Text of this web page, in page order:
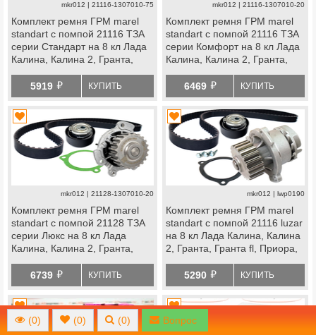
mkr012 | 21116-1307010-75
Комплект ремня ГРМ marel
standart с помпой 21116 ТЗА
серии Стандарт на 8 кл Лада
Калина, Калина 2, Гранта,
Ларгус fl, Веста ng, datsun
5919 й КУПИТЬ
mkr012 | 21116-1307010-20
Комплект ремня ГРМ marel
standart с помпой 21116 ТЗА
серии Комфорт на 8 кл Лада
Калина, Калина 2, Гранта,
Ларгус fl, Веста ng, datsun
6469 й КУПИТЬ
mkr012 | 21128-1307010-20
Комплект ремня ГРМ marel
standart с помпой 21128 ТЗА
серии Люкс на 8 кл Лада
Калина, Калина 2, Гранта,
Ларгус fl, Веста ng, datsun
6739 й КУПИТЬ
mkr012 | lwp0190
Комплект ремня ГРМ marel
standart с помпой 21116 luzar
на 8 кл Лада Калина, Калина
2, Гранта, Гранта fl, Приора,
datsun5290 й КУПИТЬ
(0) (0) (0) Вопрос